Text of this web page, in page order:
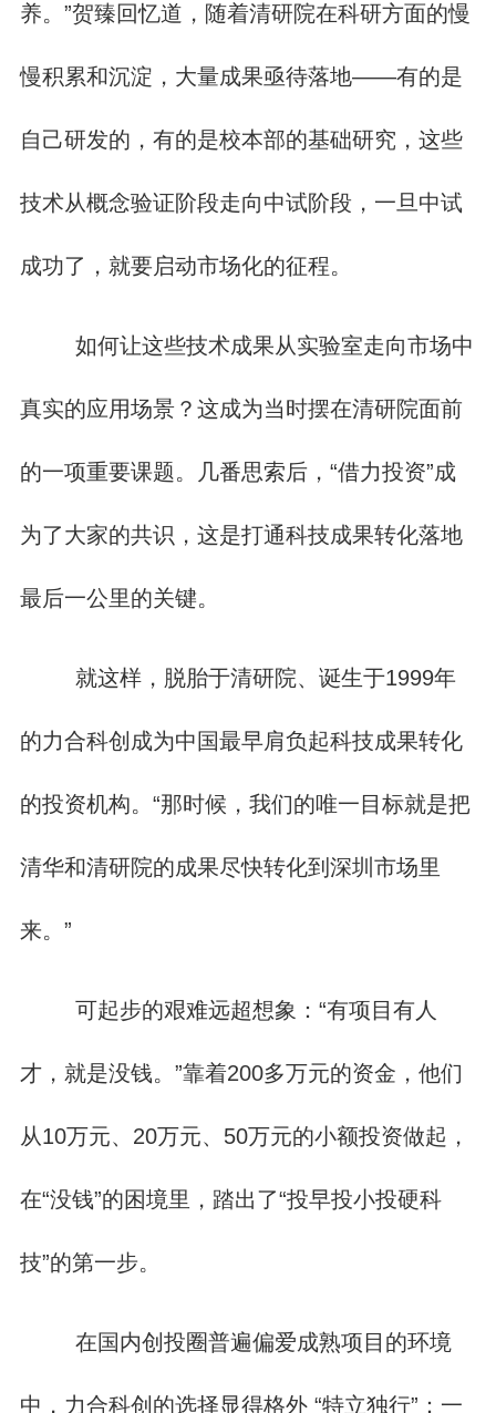
养。”贺臻回忆道，随着清研院在科研方面的慢
慢积累和沉淀，大量成果亟待落地——有的是
自己研发的，有的是校本部的基础研究，这些
技术从概念验证阶段走向中试阶段，一旦中试
成功了，就要启动市场化的征程。
如何让这些技术成果从实验室走向市场中
真实的应用场景？这成为当时摆在清研院面前
的一项重要课题。几番思索后，“借力投资”成
为了大家的共识，这是打通科技成果转化落地
最后一公里的关键。
就这样，脱胎于清研院、诞生于1999年
的力合科创成为中国最早肩负起科技成果转化
的投资机构。“那时候，我们的唯一目标就是把
清华和清研院的成果尽快转化到深圳市场里
来。”
可起步的艰难远超想象：“有项目有人
才，就是没钱。”靠着200多万元的资金，他们
从10万元、20万元、50万元的小额投资做起，
在“没钱”的困境里，踏出了“投早投小投硬科
技”的第一步。
在国内创投圈普遍偏爱成熟项目的环境
中，力合科创的选择显得格外 “特立独行”：一